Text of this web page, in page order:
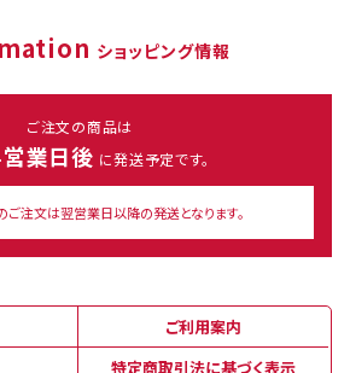
ショッピング情報
ご注文の商品は
業日後 に発送予定です。
注文は翌営業日以降の発送となります。
ご利用案内
特定商取引法に基づく表示